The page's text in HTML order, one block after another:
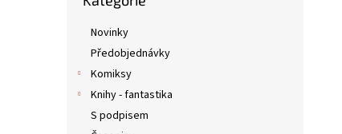
Novinky
Předobjednávky
Komiksy
Knihy - fantastika
S podpisem